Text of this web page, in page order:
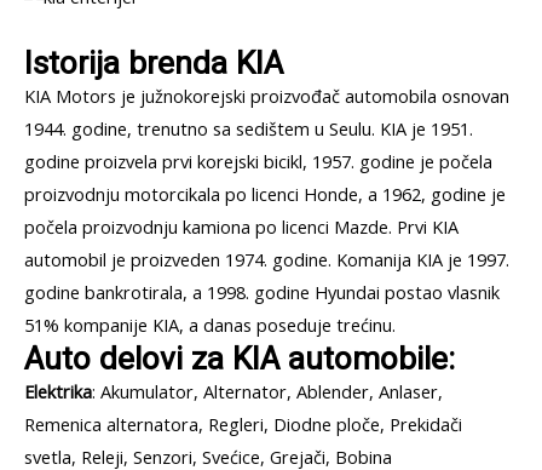
Istorija brenda KIA
KIA Motors je južnokorejski proizvođač automobila osnovan
1944. godine, trenutno sa sedištem u Seulu. KIA je 1951.
godine proizvela prvi korejski bicikl, 1957. godine je počela
proizvodnju motorcikala po licenci Honde, a 1962, godine je
počela proizvodnju kamiona po licenci Mazde. Prvi KIA
automobil je proizveden 1974. godine. Komanija KIA je 1997.
godine bankrotirala, a 1998. godine Hyundai postao vlasnik
51% kompanije KIA, a danas poseduje trećinu.
Auto delovi za KIA automobile:
Elektrika: Akumulator, Alternator, Ablender, Anlaser,
Remenica alternatora, Regleri, Diodne ploče, Prekidači
svetla, Releji, Senzori, Svećice, Grejači, Bobina